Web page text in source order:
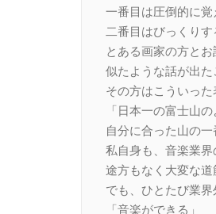
一番目は圧倒的に覚
二番目はびっくり
とある画家の方と
似たような話が出た
その方はこういった
「日本一の富士山
自分に合った山の一
私自身も、音楽業
途方もなく大変な道
でも、ひとたび業
「音楽ができる」